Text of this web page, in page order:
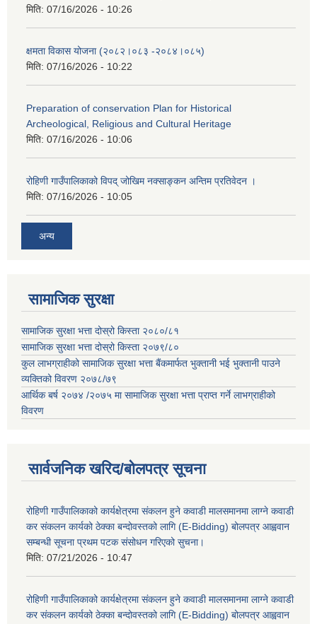
मिति: 07/16/2026 - 10:26
क्षमता विकास योजना (२०८२।०८३‍ -२०८४।०८५)
मिति: 07/16/2026 - 10:22
Preparation of conservation Plan for Historical
Archeological, Religious and Cultural Heritage
मिति: 07/16/2026 - 10:06
रोहिणी गाउँपालिकाको विपद् जोखिम नक्साङ्कन अन्तिम प्रतिवेदन ।
मिति: 07/16/2026 - 10:05
अन्य
सामाजिक सुरक्षा
सामाजिक सुरक्षा भत्ता दोस्रो किस्ता २०८०/८१
सामाजिक सुरक्षा भत्ता दोस्रो किस्ता २०७९/८०
कुल लाभग्राहीको सामाजिक सुरक्षा भत्ता बैंकमार्फत भुक्तानी भई भुक्तानी पाउने
व्यक्तिको विवरण २०७८/७९
आर्थिक बर्ष २०७४ /२०७५ मा सामाजिक सुरक्षा भत्ता प्राप्त गर्ने लाभग्राहीको
विवरण
सार्वजनिक खरिद/बोलपत्र सूचना
रोहिणी गाउँपालिकाको कार्यक्षेत्रमा संकलन हुने कवाडी मालसमानमा लाग्ने कवाडी
कर संकलन कार्यको ठेक्का बन्दोवस्तको लागि (E-Bidding) बोलपत्र आह्ववान
सम्बन्धी सूचना प्रथम पटक संसोधन गरिएको सुचना।
मिति: 07/21/2026 - 10:47
रोहिणी गाउँपालिकाको कार्यक्षेत्रमा संकलन हुने कवाडी मालसमानमा लाग्ने कवाडी
कर संकलन कार्यको ठेक्का बन्दोवस्तको लागि (E-Bidding) बोलपत्र आह्ववान